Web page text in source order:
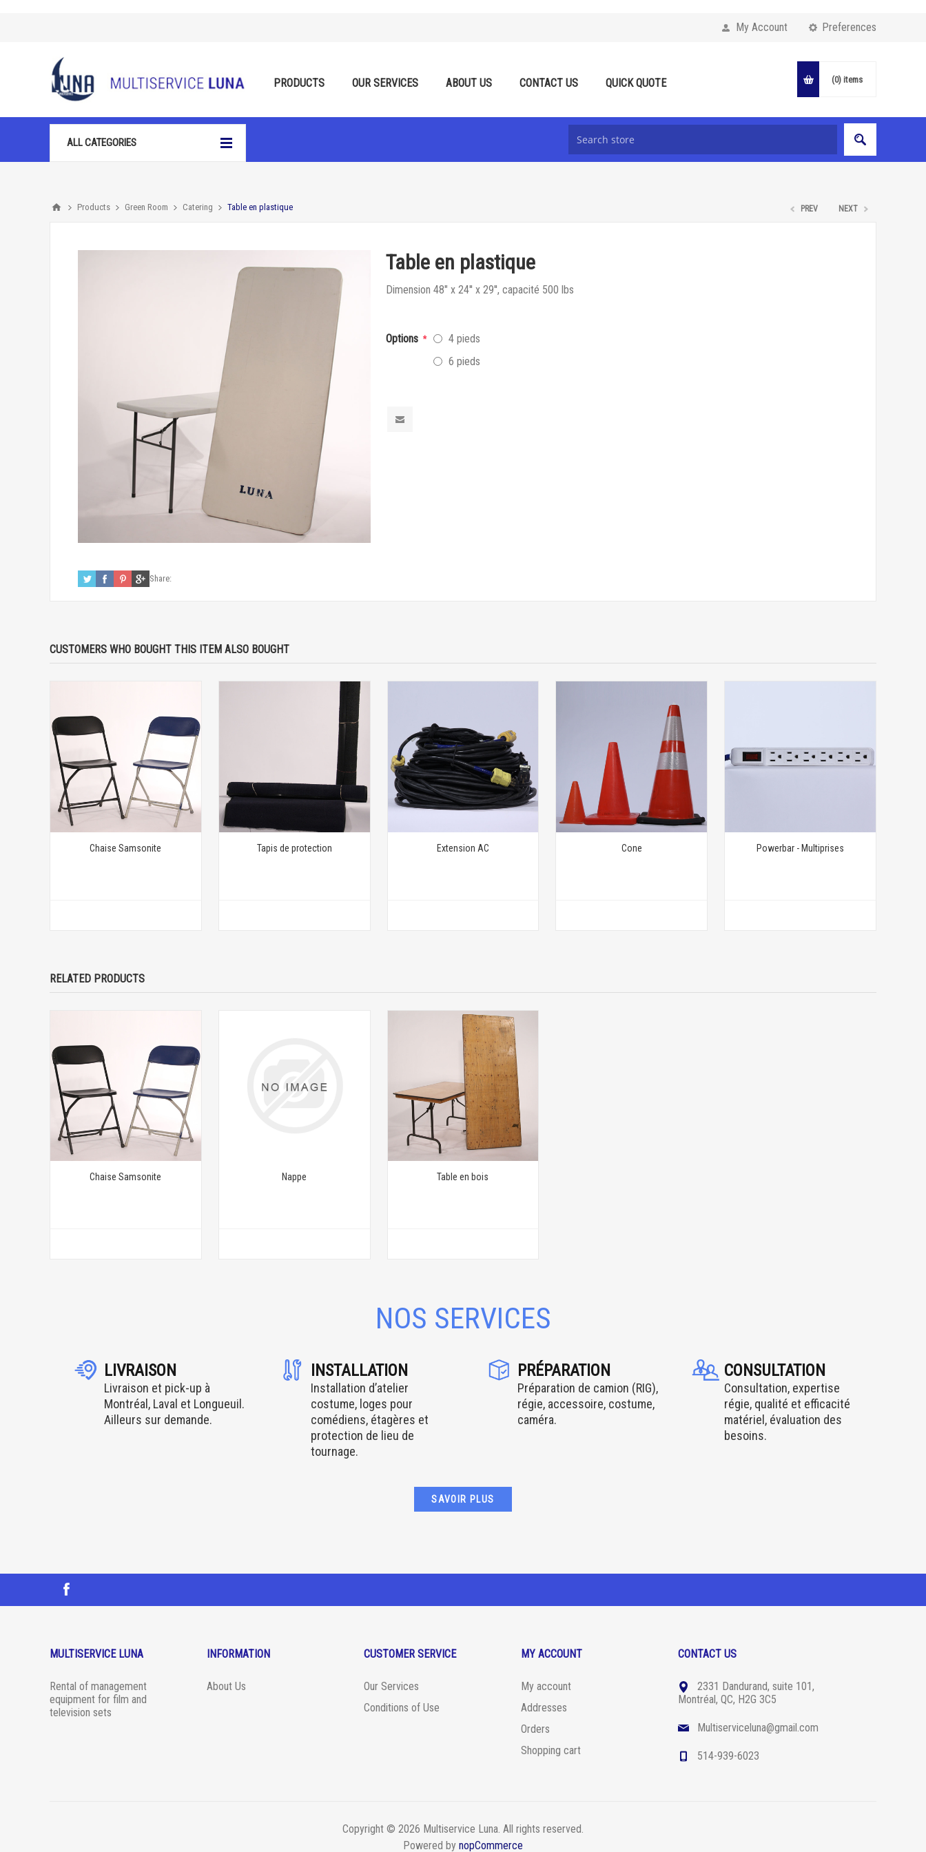
Preferences
My Account
PRODUCTS OUR SERVICES ABOUT US CONTACT US QUICK QUOTE (0) items
ALL CATEGORIES
Products Green Room Catering Table en plastique PREV NEXT
Table en plastique
Dimension 48" x 24'' x 29'', capacité 500 lbs
Options *
4 pieds
6 pieds
Share:
CUSTOMERS WHO BOUGHT THIS ITEM ALSO BOUGHT
Chaise Samsonite Tapis de protection Extension AC Cone Powerbar - Multiprises
RELATED PRODUCTS
Chaise Samsonite Nappe Table en bois
NOS SERVICES
LIVRAISON
Livraison et pick-up à
Montréal, Laval et Longueuil.
Ailleurs sur demande.
INSTALLATION
Installation d’atelier
costume, loges pour
comédiens, étagères et
protection de lieu de
tournage.
PRÉPARATION
Préparation de camion (RIG),
régie, accessoire, costume,
caméra.
CONSULTATION
Consultation, expertise
régie, qualité et efficacité
matériel, évaluation des
besoins.
SAVOIR PLUS
MULTISERVICE LUNA
Rental of management
equipment for film and
television sets
INFORMATION
About Us
CUSTOMER SERVICE
Our Services
Conditions of Use
MY ACCOUNT
My account
Addresses
Orders
Shopping cart
CONTACT US
2331 Dandurand, suite 101,
Montréal, QC, H2G 3C5
Multiserviceluna@gmail.com
514-939-6023
Copyright © 2026 Multiservice Luna. All rights reserved.
Powered by nopCommerce